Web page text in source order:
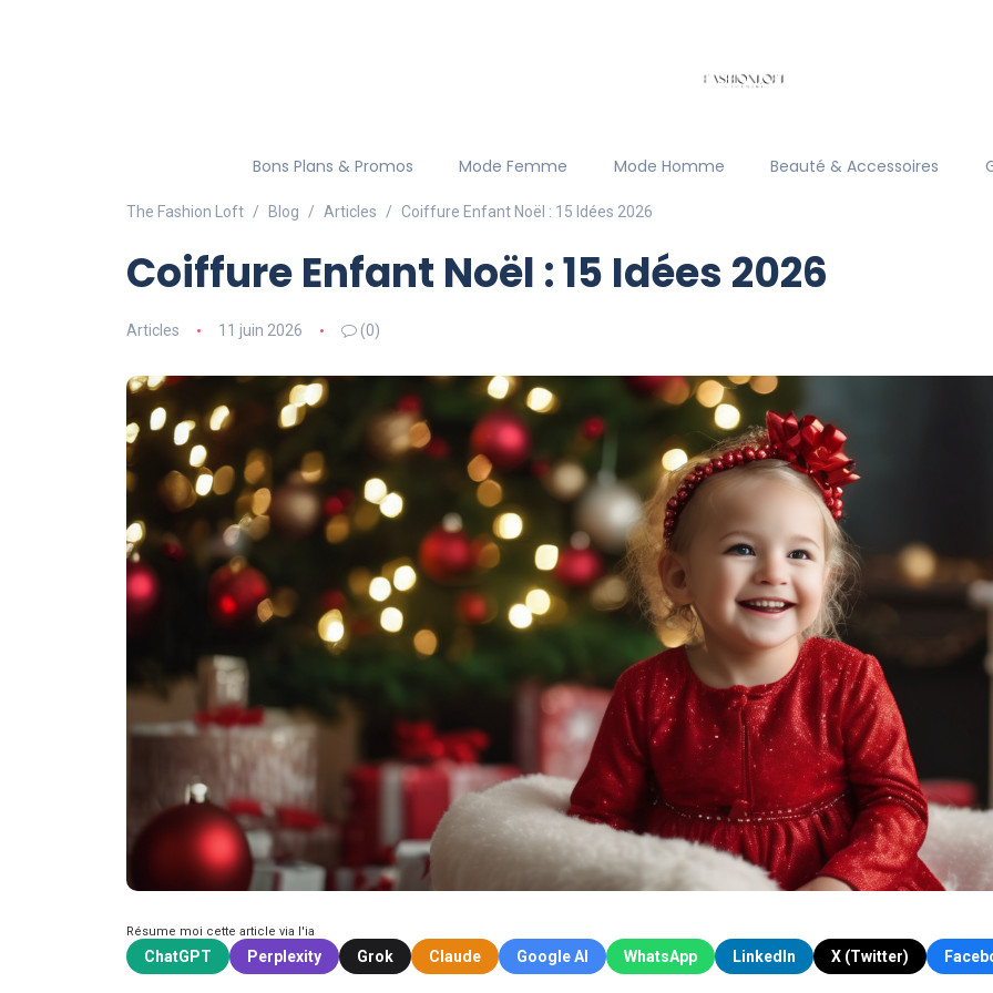
Bons Plans & Promos Mode Femme Mode Homme Beauté & Accessoires
The Fashion Loft Blog Articles Coiffure Enfant Noël : 15 Idées 2026
Coiffure Enfant Noël : 15 Idées 2026
Articles 11 juin 2026 (0)
Résume moi cette article via l'ia
ChatGPT Perplexity Grok Claude Google AI WhatsApp LinkedIn X (Twitter)